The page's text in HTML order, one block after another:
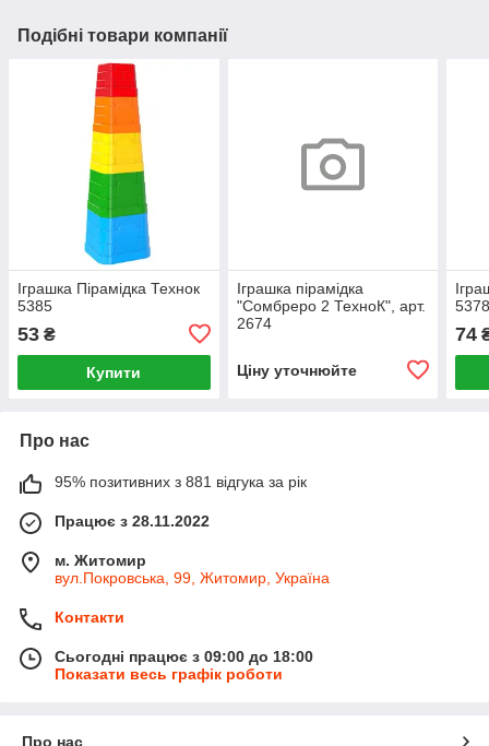
Подібні товари компанії
Іграшка Пірамідка Технок
5385
53 ₴
Купити
Іграшка пірамідка
"Сомбреро 2 ТехноК", арт.
2674
Ціну уточнюйте
74
Про нас
95% позитивних з 881 відгука за рік
Працює з 28.11.2022
м. Житомир
вул.Покровська, 99, Житомир, Україна
Контакти
Сьогодні працює з 09:00 до 18:00
Показати весь графік роботи
Про нас